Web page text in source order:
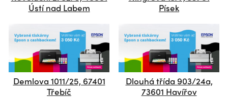
Ústí nad Labem
Písek
Demlova 1011/25, 67401
Třebíč
Dlouhá třída 903/24a,
73601 Havířov